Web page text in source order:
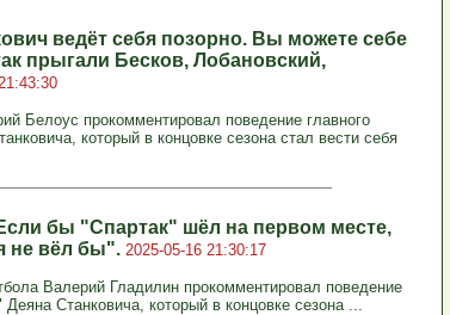
ведёт себя позорно. Вы можете себе
прыгали Бесков, Лобановский,
Белоус прокомментировал поведение главного
который в концовке сезона стал вести себя
бы "Спартак" шёл на первом месте,
не вёл бы". 2025-05-16 21:30:17
Валерий Гладилин прокомментировал поведение
Деяна Станковича, который в концовке сезона ...